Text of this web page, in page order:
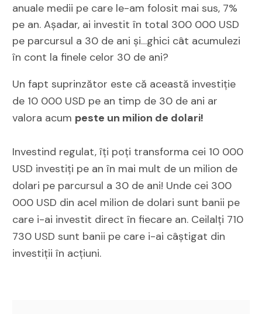
anuale medii pe care le-am folosit mai sus, 7%
pe an. Așadar, ai investit în total 300 000 USD
pe parcursul a 30 de ani și…ghici cât acumulezi
în cont la finele celor 30 de ani?
Un fapt suprinzător este că această investiție
de 10 000 USD pe an timp de 30 de ani ar
valora acum peste un milion de dolari!
Investind regulat, îți poți transforma cei 10 000
USD investiți pe an în mai mult de un milion de
dolari pe parcursul a 30 de ani! Unde cei 300
000 USD din acel milion de dolari sunt banii pe
care i-ai investit direct în fiecare an. Ceilalți 710
730 USD sunt banii pe care i-ai câștigat din
investiții în acțiuni.